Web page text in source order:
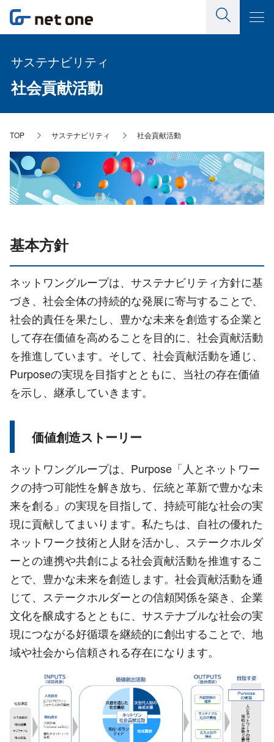
サステナビリティ
社会貢献活動
TOP サステナビリティ 社会貢献活動
基本方針
ネットワングループは、サステナビリティ方針に基
づき、社会全体の持続的な発展に寄与することで、
社会的責任を果たし、豊かな未来を創造する企業と
して存在価値を高めることを目的に、社会貢献活動
を推進しています。そして、社会貢献活動を通じ、
Purposeの実現を目指すとともに、当社の存在価値
を示し、継承していきます。
価値創造ストーリー
ネットワングループは、Purpose「人とネットワー
クの持つ可能性を解き放ち、伝統と革新で豊かな未
来を創る」の実現を目指して、持続可能な社会の実
現に貢献してまいります。私たちは、自社の優れた
ネットワーク技術と人財を活かし、ステークホルダ
ーとの連携や共創による社会貢献活動を推進するこ
とで、豊かな未来を創造します。社会貢献活動を通
じて、ステークホルダーとの信頼関係を築き、企業
文化を醸成するとともに、サステナブルな社会の実
現につながる好循環を継続的に創出することで、地
域や社会から信頼される存在になります。